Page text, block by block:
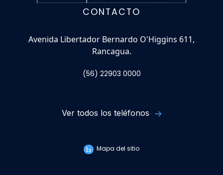
CONTACTO
Avenida Libertador Bernardo O'Higgins 611,
Rancagua.
(56) 22903 0000
Ver todos los teléfonos
Mapa del sitio